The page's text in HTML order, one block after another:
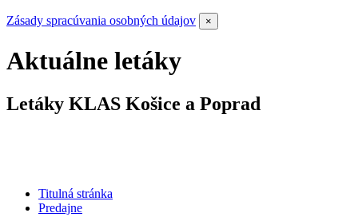
Zásady spracúvania osobných údajov ×
Aktuálne letáky
Letáky KLAS Košice a Poprad
Titulná stránka
Predajne